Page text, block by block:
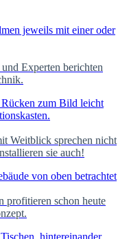
Experten berichten
Weitblick sprechen nicht
sie auch!
profitieren schon heute